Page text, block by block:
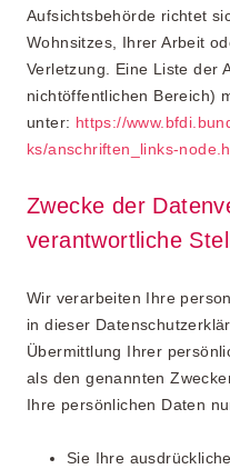
Aufsichtsbehörde richtet
Wohnsitzes, Ihrer Arbeit
Verletzung. Eine Liste der
nichtöffentlichen Bereich)
unter: https://
ks/anschriften_links-
Zwecke der
verantwortliche
Wir verarbeiten Ihre
in dieser
Übermittlung Ihrer
als den genannten
Ihre persönlichen Daten
Sie Ihre